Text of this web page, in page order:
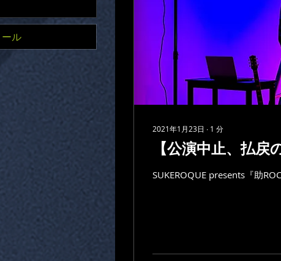
2021年1月23日 ∙ 1 分
【公演中止、払戻
SUKEROQUE presents『助
ル